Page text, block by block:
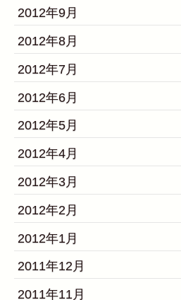
2012年9月
2012年8月
2012年7月
2012年6月
2012年5月
2012年4月
2012年3月
2012年2月
2012年1月
2011年12月
2011年11月